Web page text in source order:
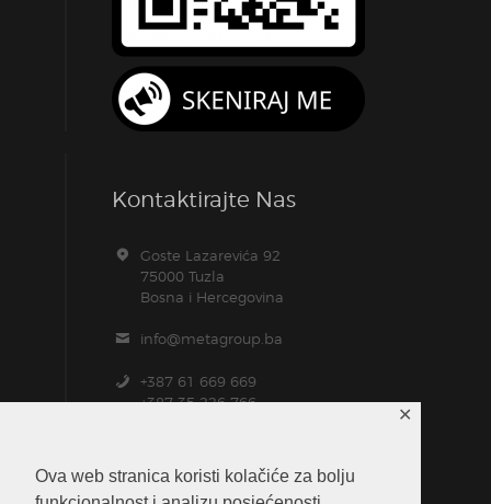
Ova web stranica koristi kolačiće za bolju
✕
Kontaktirajte Nas
Goste Lazarevića 92
75000 Tuzla
Bosna i Hercegovina
info@metagroup.ba
+387 61 669 669
+387 35 226 766